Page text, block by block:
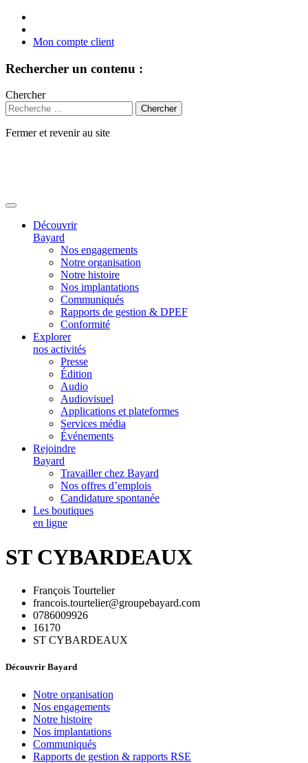
Mon compte client
Rechercher un contenu :
Chercher
Fermer et revenir au site
Découvrir
Bayard
Nos engagements
Notre organisation
Notre histoire
Nos implantations
Communiqués
Rapports de gestion & DPEF
Conformité
Explorer
nos activités
Presse
Édition
Audio
Audiovisuel
Applications et plateformes
Services média
Événements
Rejoindre
Bayard
Travailler chez Bayard
Nos offres d’emplois
Candidature spontanée
Les boutiques
en ligne
ST CYBARDEAUX
François Tourtelier
francois.tourtelier@groupebayard.com
0786009926
16170
ST CYBARDEAUX
Découvrir Bayard
Notre organisation
Nos engagements
Notre histoire
Nos implantations
Communiqués
Rapports de gestion & rapports RSE